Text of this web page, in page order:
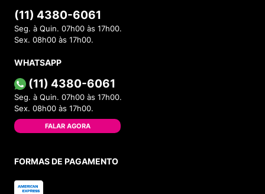
(11) 4380-6061
Seg. à Quin. 07h00 às 17h00.
Sex. 08h00 às 17h00.
WHATSAPP
(11) 4380-6061
Seg. à Quin. 07h00 às 17h00.
Sex. 08h00 às 17h00.
FALAR AGORA
FORMAS DE PAGAMENTO